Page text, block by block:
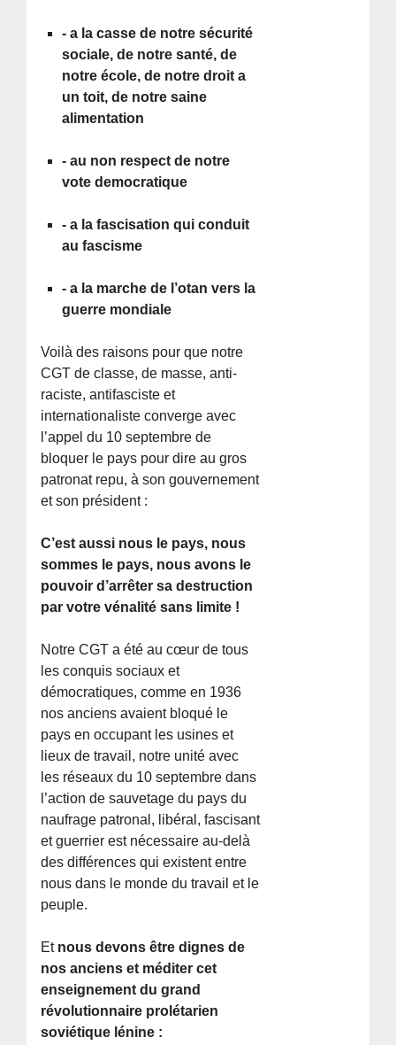
- a la casse de notre sécurité
sociale, de notre santé, de
notre école, de notre droit a
un toit, de notre saine
alimentation
- au non respect de notre
vote democratique
- a la fascisation qui conduit
au fascisme
- a la marche de l’otan vers la
guerre mondiale
Voilà des raisons pour que notre
CGT de classe, de masse, anti-
raciste, antifasciste et
internationaliste converge avec
l’appel du 10 septembre de
bloquer le pays pour dire au gros
patronat repu, à son gouvernement
et son président :
C’est aussi nous le pays, nous
sommes le pays, nous avons le
pouvoir d’arrêter sa destruction
par votre vénalité sans limite !
Notre CGT a été au cœur de tous
les conquis sociaux et
démocratiques, comme en 1936
nos anciens avaient bloqué le
pays en occupant les usines et
lieux de travail, notre unité avec
les réseaux du 10 septembre dans
l’action de sauvetage du pays du
naufrage patronal, libéral, fascisant
et guerrier est nécessaire au-delà
des différences qui existent entre
nous dans le monde du travail et le
peuple.
Et nous devons être dignes de
nos anciens et méditer cet
enseignement du grand
révolutionnaire prolétarien
soviétique lénine :